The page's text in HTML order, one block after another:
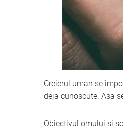
Creierul uman se
deja cunoscute. Asa
Obiectivul omului si